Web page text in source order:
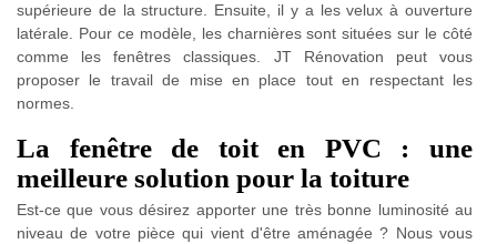
supérieure de la structure. Ensuite, il y a les velux à ouverture
latérale. Pour ce modèle, les charnières sont situées sur le côté
comme les fenêtres classiques. JT Rénovation peut vous
proposer le travail de mise en place tout en respectant les
normes.
La fenêtre de toit en PVC : une
meilleure solution pour la toiture
Est-ce que vous désirez apporter une très bonne luminosité au
niveau de votre pièce qui vient d'être aménagée ? Nous vous